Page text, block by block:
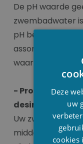
De pH waarde
zwembadwater
pH best zo
assortiment vind
waar te laten
- Producten
desinfecteren
Uw
middel van
Deze
uw
cookies